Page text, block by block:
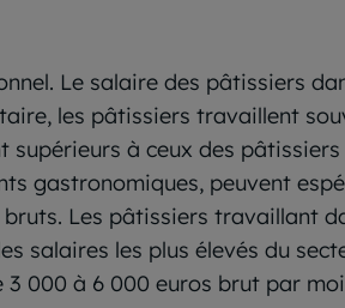
Le salaire des pâtissiers
les pâtissiers travaillent
supérieurs à ceux des pâtissiers
gastronomiques, peuvent
Les pâtissiers travaillant
salaires les plus élevés du
000 à 6 000 euros brut par